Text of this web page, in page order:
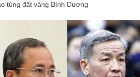
túng đất vàng Bình Dương